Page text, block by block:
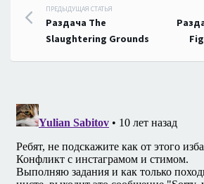
Навигация
по
записям
ПРЕДЫДУЩАЯ СТАТЬЯ
Раздача The
Slaughtering Grounds